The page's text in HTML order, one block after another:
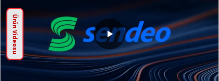
Ürün Videosu